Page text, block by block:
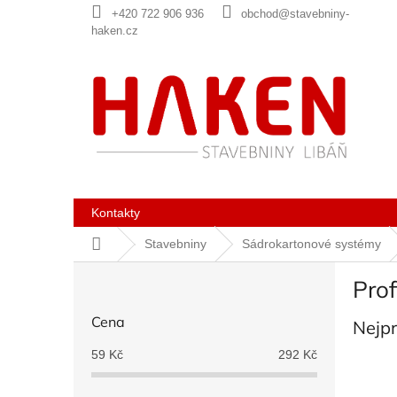
+420 722 906 936
obchod@stavebniny-
haken.cz
Kontakty
Domů Stavebniny Sádrokartonové systémy
Cena
59 Kč 292 Kč